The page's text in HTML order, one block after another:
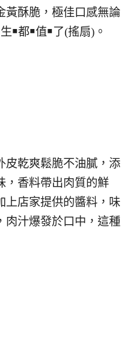
黃酥脆，極佳口感無論
￭都￭值￭了(搖扇)。
皮乾爽鬆脆不油膩，添
，香料帶出肉質的鮮
上店家提供的醬料，味
肉汁爆發於口中，這種